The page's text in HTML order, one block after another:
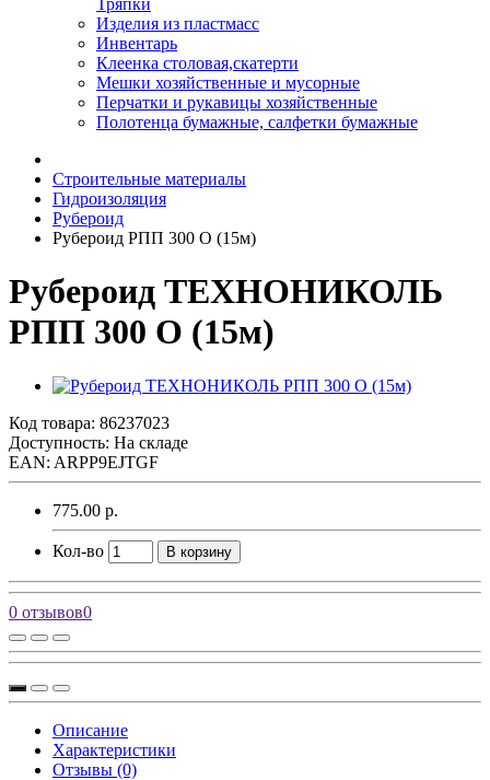
Тряпки
Изделия из пластмасс
Инвентарь
Клеенка столовая,скатерти
Мешки хозяйственные и мусорные
Перчатки и рукавицы хозяйственные
Полотенца бумажные, салфетки бумажные
Строительные материалы
Гидроизоляция
Рубероид
Рубероид РПП 300 О (15м)
Рубероид ТЕХНОНИКОЛЬ
РПП 300 О (15м)
Код товара: 86237023
Доступность: На складе
EAN: ARPP9EJTGF
775.00 р.
Кол-во В корзину
0 отзывов0
Описание
Характеристики
Отзывы (0)